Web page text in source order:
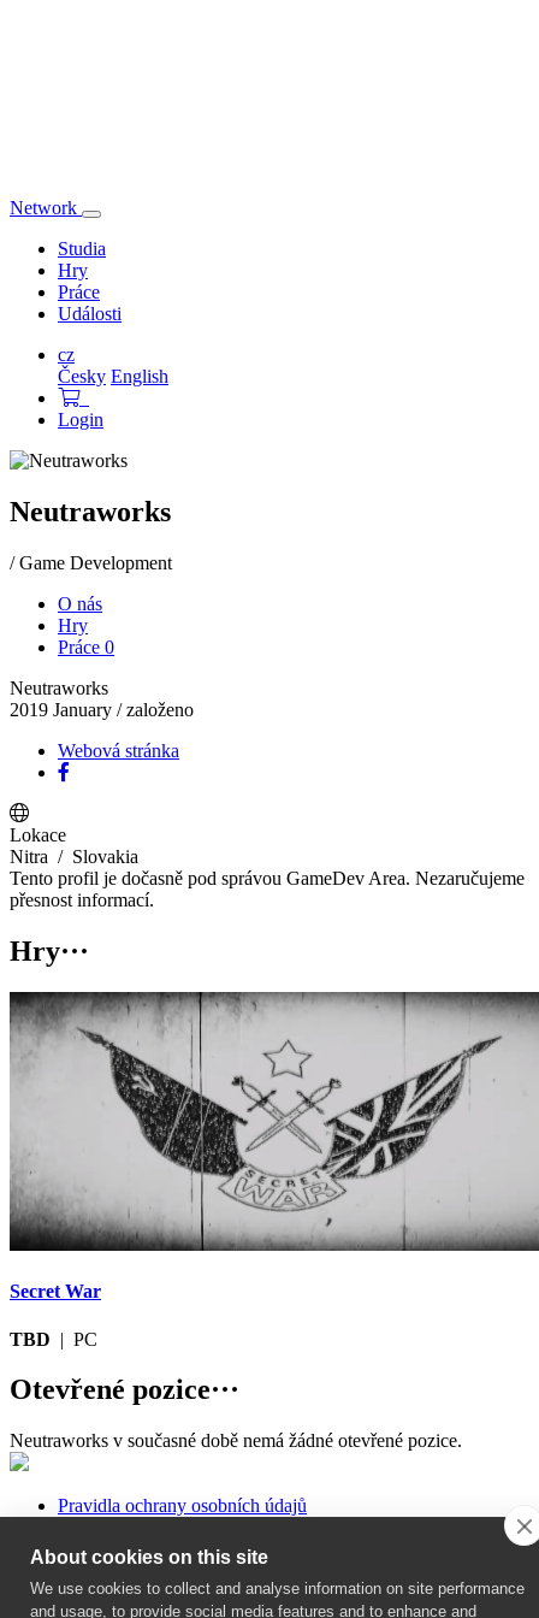
Network
Přepnout
navigaci
Studia
Hry
Práce
Události
cz
Česky English
Login
Neutraworks
/ Game Development
O nás
Hry
Práce 0
Neutraworks
2019 January / založeno
Webová stránka
Lokace
Nitra / Slovakia
Tento profil je dočasně pod správou GameDev Area. Nezaručujeme
přesnost informací.
Hry···
Secret War
TBD | PC
Otevřené pozice···
Neutraworks v současné době nemá žádné otevřené pozice.
Pravidla ochrany osobních údajů
Obchodní podmínky
About cookies on this site
We use cookies to collect and analyse information on site performance
and usage, to provide social media features and to enhance and